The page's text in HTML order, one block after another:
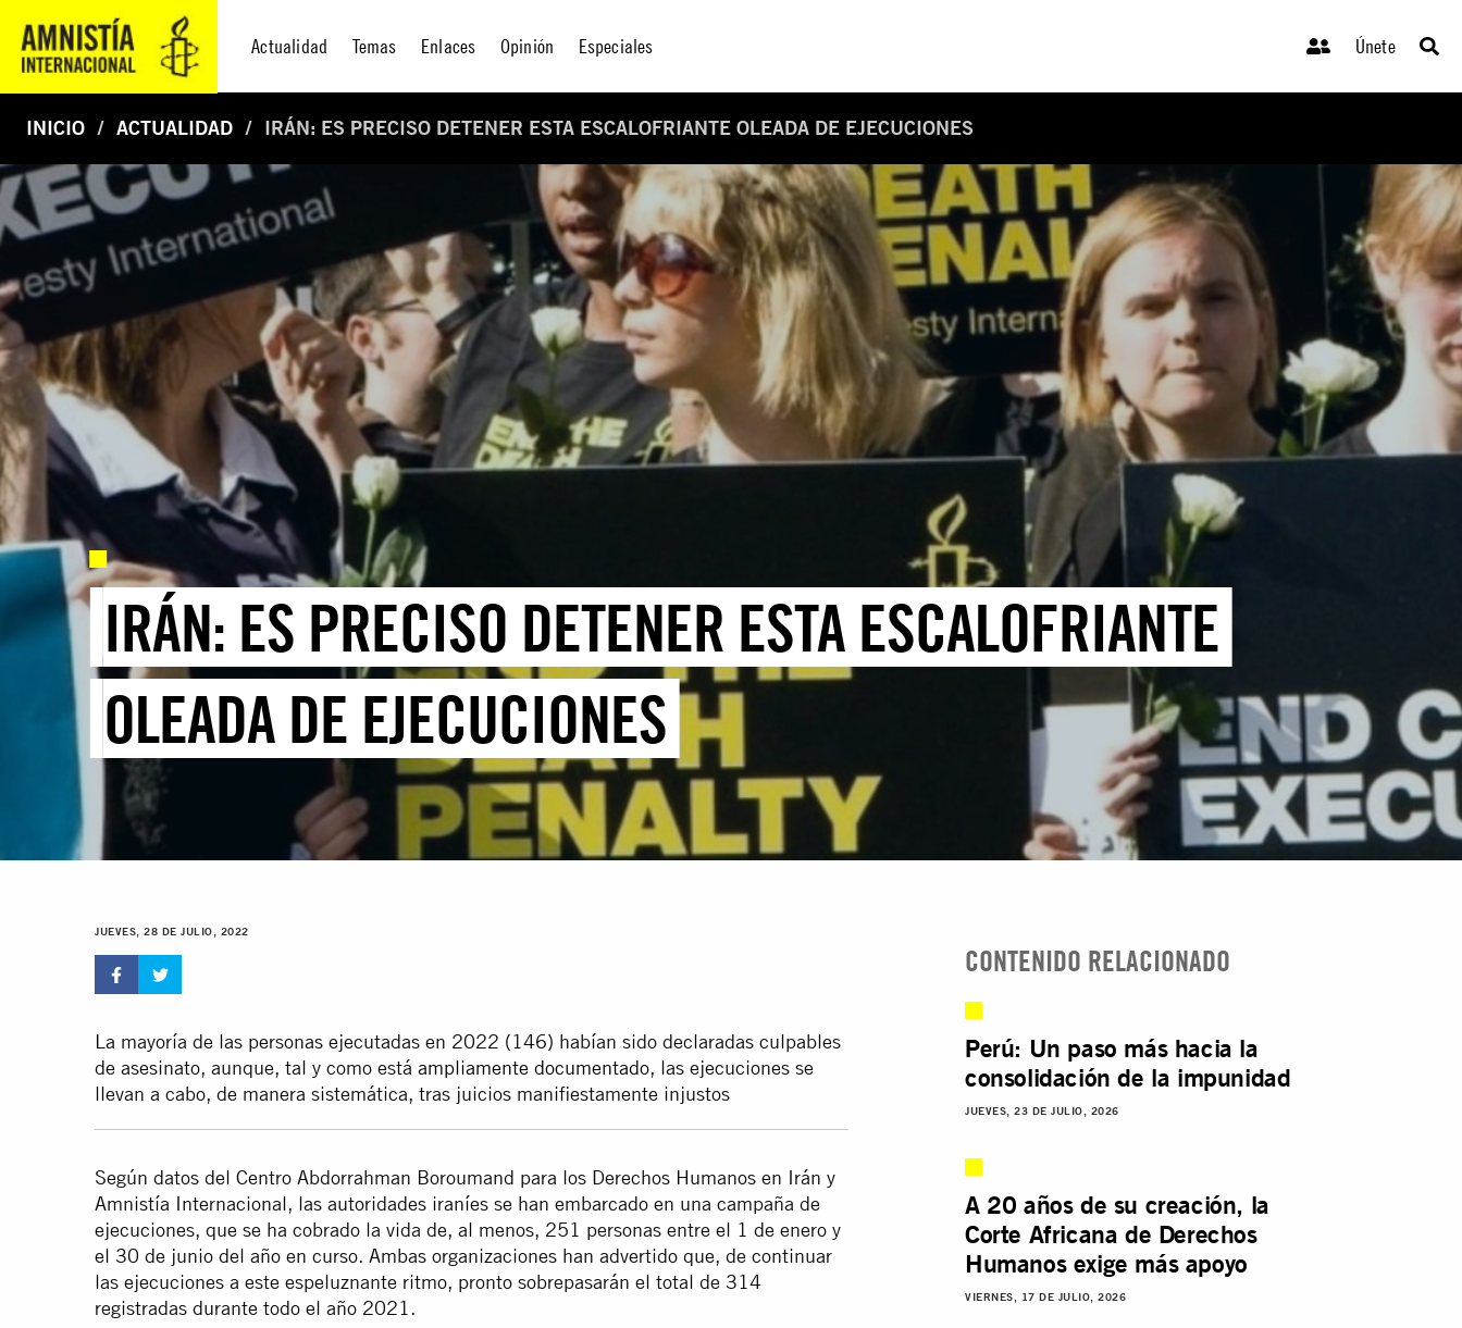
Actualidad Temas Enlaces Opinión Especiales Únete
INICIO ACTUALIDAD IRÁN: ES PRECISO DETENER ESTA ESCALOFRIANTE OLEADA DE EJECUCIONES
IRÁN: ES PRECISO DETENER ESTA ESCALOFRIANTE
OLEADA DE EJECUCIONES
JUEVES, 28 DE JULIO, 2022
La mayoría de las personas ejecutadas en 2022 (146) habían sido declaradas culpables
de asesinato, aunque, tal y como está ampliamente documentado, las ejecuciones se
llevan a cabo, de manera sistemática, tras juicios manifiestamente injustos
Según datos del Centro Abdorrahman Boroumand para los Derechos Humanos en Irán y
Amnistía Internacional, las autoridades iraníes se han embarcado en una campaña de
ejecuciones, que se ha cobrado la vida de, al menos, 251 personas entre el 1 de enero y
el 30 de junio del año en curso. Ambas organizaciones han advertido que, de continuar
las ejecuciones a este espeluznante ritmo, pronto sobrepasarán el total de 314
registradas durante todo el año 2021.
CONTENIDO RELACIONADO
Perú: Un paso más hacia la
consolidación de la impunidad
JUEVES, 23 DE JULIO, 2026
A 20 años de su creación, la
Corte Africana de Derechos
Humanos exige más apoyo
VIERNES, 17 DE JULIO, 2026